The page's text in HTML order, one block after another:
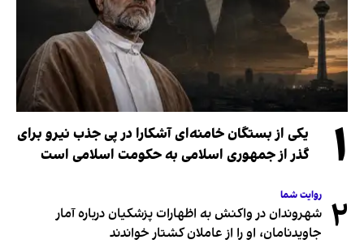
۱
یکی از بستگان خامنه‌ای آشکارا در پی جذب نیرو برای
گذر از جمهوری اسلامی به حکومت اسلامی است
۲ روایت شما
شهروندان در واکنش به اظهارات پزشکیان درباره آمار
جاویدنامان، او را از عاملان کشتار خواندند